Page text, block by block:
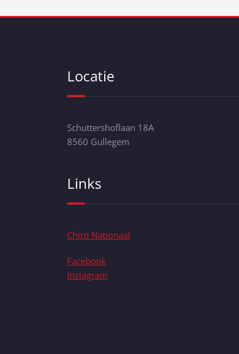
Locatie
Schuttershoflaan 18A
8560 Gullegem
Links
Chiro Nationaal
Facebook
Instagram